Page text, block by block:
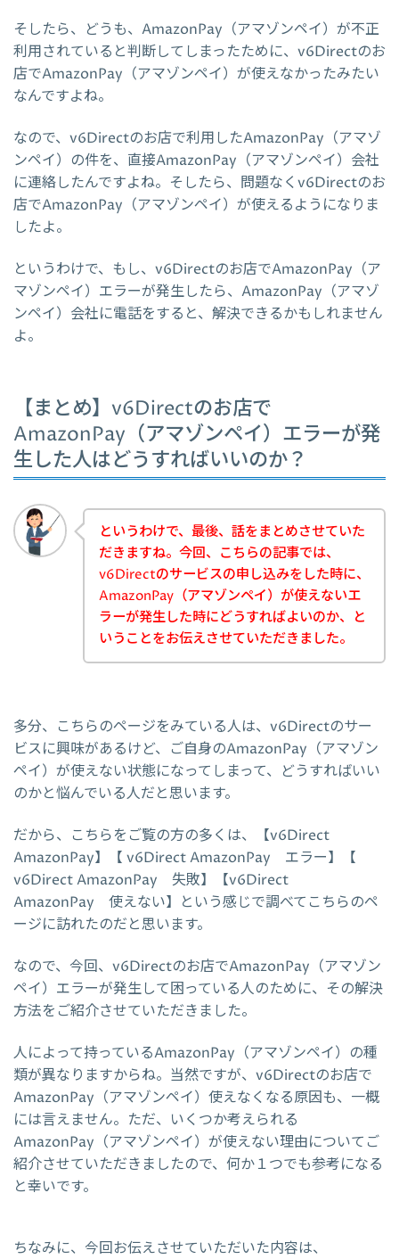
そしたら、どうも、AmazonPay（アマゾンペイ）が不正
利用されていると判断してしまったために、v6Directのお
店でAmazonPay（アマゾンペイ）が使えなかったみたい
なんですよね。
なので、v6Directのお店で利用したAmazonPay（アマゾ
ンペイ）の件を、直接AmazonPay（アマゾンペイ）会社
に連絡したんですよね。そしたら、問題なくv6Directのお
店でAmazonPay（アマゾンペイ）が使えるようになりま
したよ。
というわけで、もし、v6Directのお店でAmazonPay（ア
マゾンペイ）エラーが発生したら、AmazonPay（アマゾ
ンペイ）会社に電話をすると、解決できるかもしれません
よ。
【まとめ】v6Directのお店で
AmazonPay（アマゾンペイ）エラーが発
生した人はどうすればいいのか？
というわけで、最後、話をまとめさせていた
だきますね。今回、こちらの記事では、
v6Directのサービスの申し込みをした時に、
AmazonPay（アマゾンペイ）が使えないエ
ラーが発生した時にどうすればよいのか、と
いうことをお伝えさせていただきました。
多分、こちらのページをみている人は、v6Directのサー
ビスに興味があるけど、ご自身のAmazonPay（アマゾン
ペイ）が使えない状態になってしまって、どうすればいい
のかと悩んでいる人だと思います。
だから、こちらをご覧の方の多くは、【v6Direct
AmazonPay】【 v6Direct AmazonPay エラー】【
v6Direct AmazonPay 失敗】【v6Direct
AmazonPay 使えない】という感じで調べてこちらのペ
ージに訪れたのだと思います。
なので、今回、v6Directのお店でAmazonPay（アマゾン
ペイ）エラーが発生して困っている人のために、その解決
方法をご紹介させていただきました。
人によって持っているAmazonPay（アマゾンペイ）の種
類が異なりますからね。当然ですが、v6Directのお店で
AmazonPay（アマゾンペイ）使えなくなる原因も、一概
には言えません。ただ、いくつか考えられる
AmazonPay（アマゾンペイ）が使えない理由についてご
紹介させていただきましたので、何か１つでも参考になる
と幸いです。
ちなみに、今回お伝えさせていただいた内容は、